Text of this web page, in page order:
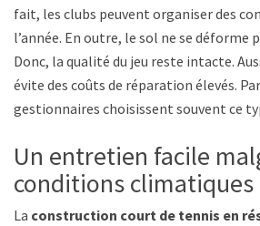
fait, les clubs peuvent organiser des
l’année. En outre, le sol ne se déforme
Donc, la qualité du jeu reste intacte.
évite des coûts de réparation élevés.
gestionnaires choisissent souvent ce
Un entretien facile
conditions climatiques
La construction court de tennis en